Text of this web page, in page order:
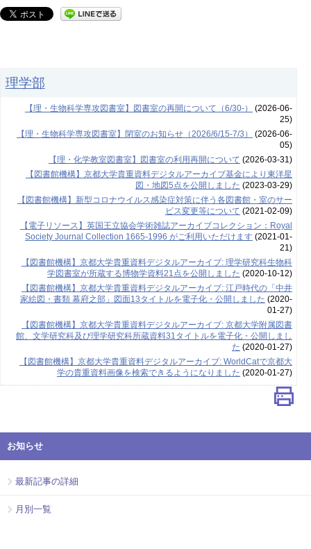
理学部
【理・生物科学専攻図書室】図書室の再開について（6/30-）
(2026-06-
25)
【理・生物科学専攻図書室】閉室のお知らせ（2026/6/15-7/3）
(2026-06-
05)
【理・化学教室図書室】図書室の利用再開について (2026-03-31)
【図書館機構】京都大学貴重資料デジタルアーカイブ基金により東洋星
図・地図5点を公開しました (2023-03-29)
【図書館機構】新型コロナウイルス感染症対策に伴う各図書館・室のサー
ビス変更等について (2021-02-09)
【電子リソース】英国王立協会学術雑誌アーカイブコレクション：Royal
Society Journal Collection 1665-1996 がご利用いただけます(2021-01-
21)
【図書館機構】京都大学貴重資料デジタルアーカイブ: 理学研究科生物科
学図書室が所蔵する博物学資料21点を公開しました (2020-10-12)
【図書館機構】京都大学貴重資料デジタルアーカイブ: 江戸時代の「中井
家絵図・書類 幕府之部」図面13タイトルを電子化・公開しました (2020-
01-27)
【図書館機構】京都大学貴重資料デジタルアーカイブ: 京都大学附属図書
館、文学研究科及び理学研究科所蔵資料31タイトルを電子化・公開しまし
た (2020-01-27)
【図書館機構】京都大学貴重資料デジタルアーカイブ: WorldCatで京都大
学の貴重資料画像を検索できるようになりました (2020-01-27)
お知らせ
最新記事の詳細
月別一覧